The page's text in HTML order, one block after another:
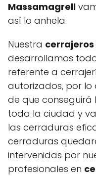
Massamagrell
así lo anhela.
Nuestra
desarrollamos
referente a
autorizados, por lo
de que conseguirá
toda la ciudad y
las cerraduras
cerraduras
intervenidas por
profesionales en